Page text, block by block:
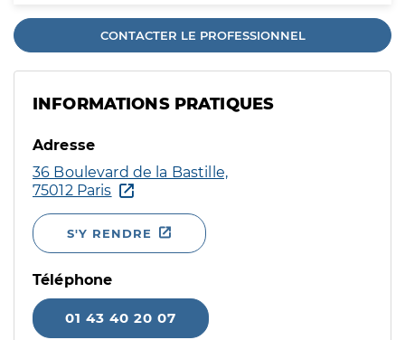
CONTACTER LE PROFESSIONNEL
INFORMATIONS PRATIQUES
Adresse
36 Boulevard de la Bastille,
75012 Paris
S'Y RENDRE
Téléphone
01 43 40 20 07